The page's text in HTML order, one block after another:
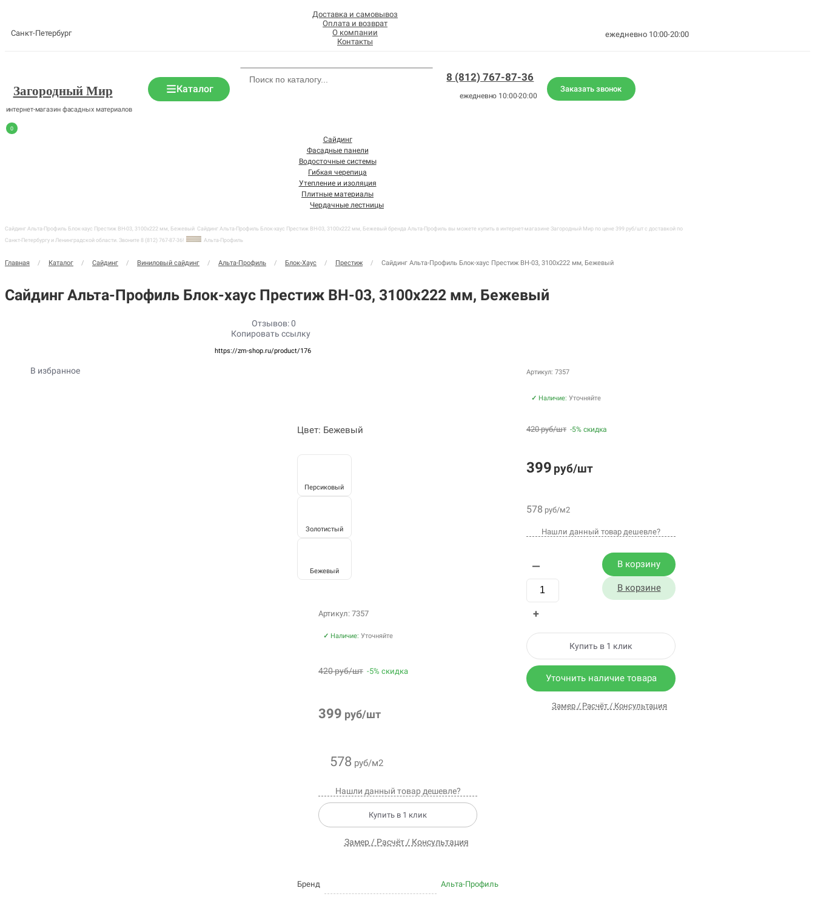
Санкт-Петербург
Доставка и самовывоз
Оплата и возврат
О компании
Контакты
ежедневно 10:00-20:00
Загородный Мир
интернет-магазин фасадных материалов
Каталог
8 (812) 767-87-36
ежедневно 10:00-20:00
Заказать звонок
0
Сайдинг
Фасадные панели
Водосточные системы
Гибкая черепица
Утепление и изоляция
Плитные материалы
Чердачные лестницы
Сайдинг Альта-Профиль Блок-хаус Престиж BH-03, 3100х222 мм, Бежевый Сайдинг Альта-Профиль Блок-хаус Престиж BH-03, 3100х222 мм, Бежевый бренда Альта-Профиль вы можете купить в интернет-магазине Загородный Мир по цене 399 руб/шт с доставкой по
Санкт-Петербургу и Ленинградской области. Звоните 8 (812) 767-87-36!
Альта-Профиль
Главная / Каталог / Сайдинг / Виниловый сайдинг / Альта-Профиль / Блок-Хаус / Престиж / Сайдинг Альта-Профиль Блок-хаус Престиж BH-03, 3100х222 мм, Бежевый
Сайдинг Альта-Профиль Блок-хаус Престиж BH-03, 3100х222 мм, Бежевый
Отзывов: 0
Копировать ссылку
https://zm-shop.ru/product/176
В избранное
Цвет: Бежевый
Персиковый
Золотистый
Бежевый
Артикул: 7357
✓ Наличие: Уточняйте
420 руб/шт -5% скидка
399 руб/шт
578 руб/м2
Нашли данный товар дешевле?
Купить в 1 клик
Замер / Расчёт / Консультация
Бренд Альта-Профиль
Артикул: 7357
✓ Наличие: Уточняйте
420 руб/шт -5% скидка
399 руб/шт
578 руб/м2
Нашли данный товар дешевле?
—
+
В корзину
В корзине
Купить в 1 клик
Уточнить наличие товара
Замер / Расчёт / Консультация